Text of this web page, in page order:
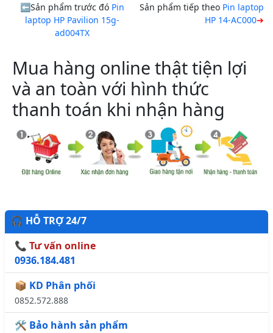
Sản phẩm trước đó Pin
laptop HP Pavilion 15g-
ad004TX
Sản phẩm tiếp theo Pin laptop
HP 14-AC000
Mua hàng online thật tiện lợi
và an toàn với hình thức
thanh toán khi nhận hàng
🎧 HỖ TRỢ 24/7
📞 Tư vấn online
0936.184.481
📦 KD Phân phối
0852.572.888
🛠️ Bảo hành sản phẩm